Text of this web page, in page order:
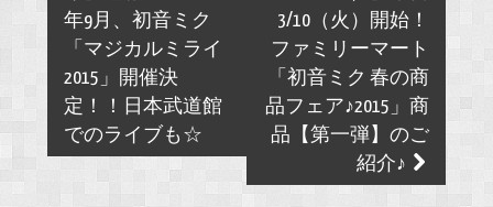
年9月、初音ミク
「マジカルミライ
2015」開催決
定！！日本武道館
でのライブも☆
3/10（火）開始！
ファミリーマート
「初音ミク 春の商
品フェア♪2015」商
品【第一弾】のご
紹介♪